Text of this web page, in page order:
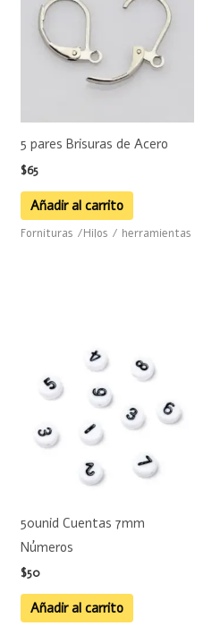
5 pares Brisuras de Acero
$65
Añadir al carrito
Fornituras /Hilos / herramientas
50unid Cuentas 7mm
Números
$50
Añadir al carrito